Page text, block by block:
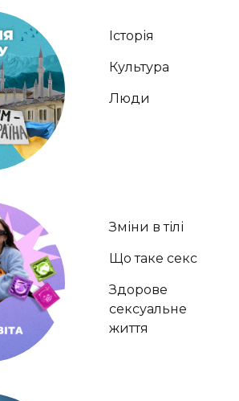
Історія
Культура
Люди
Зміни в тілі
Що таке секс
Здорове
сексуальне
життя